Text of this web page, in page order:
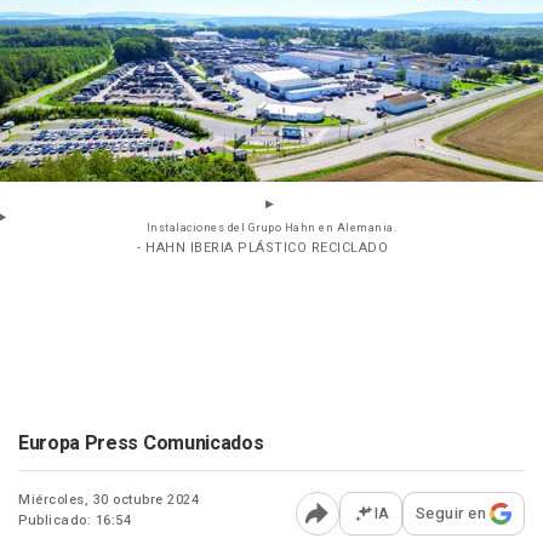
Instalaciones del Grupo Hahn en Alemania.
- HAHN IBERIA PLÁSTICO RECICLADO
Europa Press Comunicados
Miércoles, 30 octubre 2024
Publicado: 16:54
Abrir opciones para
IA Seguir en